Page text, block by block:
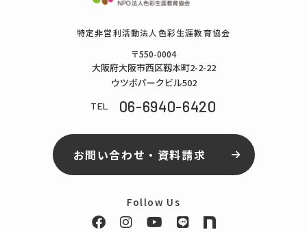
特定⾮営利活動法⼈⾊彩⽣涯教育協会
〒550-0004
⼤阪府⼤阪市⻄区靱本町2-2-22
ウツボパークビル502
TEL 06-6940-6420
お問い合わせ・資料請求
Follow Us